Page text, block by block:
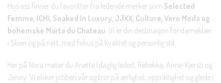
Hos oss finner du favoritter fra ledende merker som Selected
Femme, ICHI, Soaked In Luxury, JJXX, Culture, Vero Moda og
bohemske Marta du Chateau . Vi er din destinasjon for dameklær
i Skien og på nett, med fokus på kvalitet og personlig stil.
Her på Nora møter du Anette (daglig leder), Rebekka, Anne-Kjersti og
Jenny. Vi elsker jobben vår og tror på ærlighet, oppriktighet og glede i